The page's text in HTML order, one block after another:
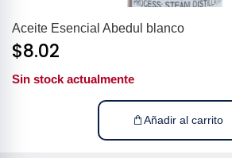
Aceite Esencial Abedul blanco
$8.02
Sin stock actualmente
Añadir al carrito